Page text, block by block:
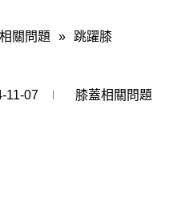
關問題 » 跳躍膝
11-07 膝蓋相關問題